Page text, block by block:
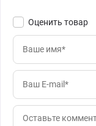
Оценить товар